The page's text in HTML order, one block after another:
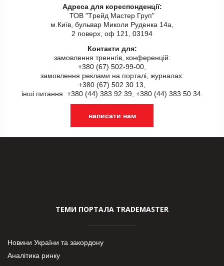
Адреса для кореспонденції:
ТОВ "Tрейд Мастер Груп"
м.Київ, бульвар Миколи Руденка 14а,
2 поверх, оф 121, 03194
Контакти для:
замовлення треннгів, конференцій:
+380 (67) 502-99-00,
замовлення реклами на порталі, журналах:
+380 (67) 502 30 13,
інші питання: +380 (44) 383 92 39, +380 (44) 383 50 34.
написати нам
ТЕМИ ПОРТАЛА TRADEMASTER
Новини України та закордону
Аналітика ринку